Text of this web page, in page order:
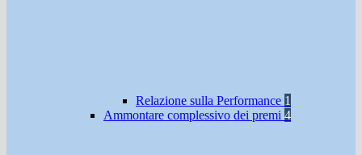
Relazione sulla Performance 1
Ammontare complessivo dei premi 4